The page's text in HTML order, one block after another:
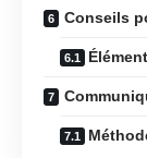
Conseils